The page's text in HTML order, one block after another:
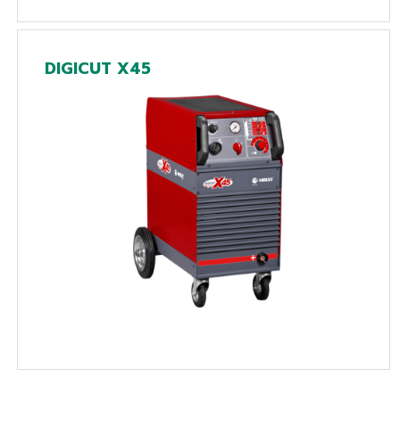
DIGICUT X45